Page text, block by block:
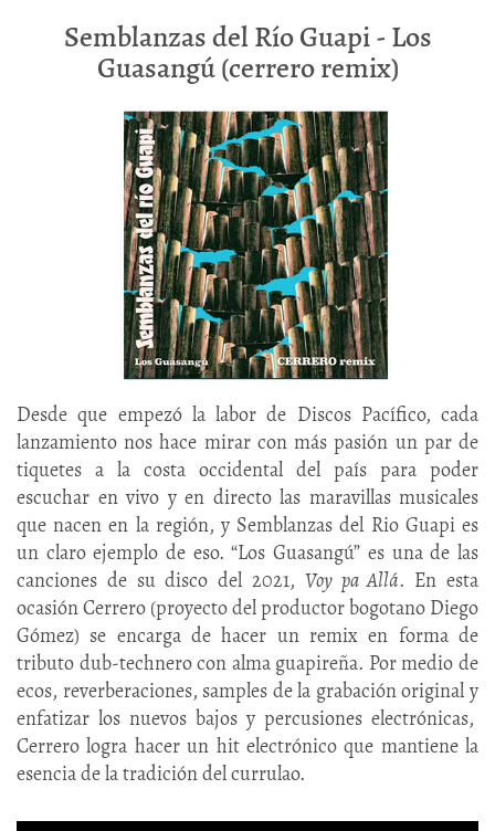
Semblanzas del Río Guapi - Los
Guasangú (cerrero remix)
Desde que empezó la labor de Discos Pacífico, cada
lanzamiento nos hace mirar con más pasión un par de
tiquetes a la costa occidental del país para poder
escuchar en vivo y en directo las maravillas musicales
que nacen en la región, y Semblanzas del Rio Guapi es
un claro ejemplo de eso. “Los Guasangú” es una de las
canciones de su disco del 2021, Voy pa Allá. En esta
ocasión Cerrero (proyecto del productor bogotano Diego
Gómez) se encarga de hacer un remix en forma de
tributo dub-technero con alma guapireña. Por medio de
ecos, reverberaciones, samples de la grabación original y
enfatizar los nuevos bajos y percusiones electrónicas,
Cerrero logra hacer un hit electrónico que mantiene la
esencia de la tradición del currulao.